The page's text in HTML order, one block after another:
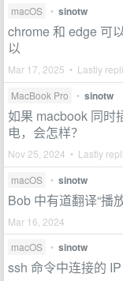
macOS • sinotw
chrome 和 edge 可
以
Mar 17, 2025 • Lastly
MacBook Pro • sinotw
如果 macbook 同时
电，会怎样？
Nov 25, 2024 • Lastly
macOS • sinotw
Bob 中有道翻译“播
Mar 16, 2024
macOS
• sinotw
ssh 命令中连接的